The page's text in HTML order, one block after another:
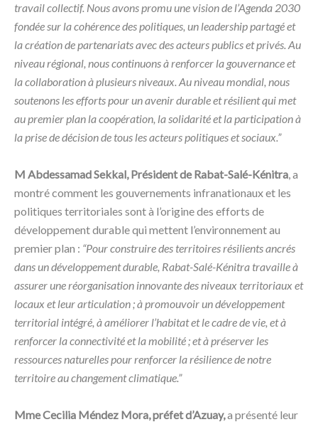
travail collectif. Nous avons promu une vision de l’Agenda 2030
fondée sur la cohérence des politiques, un leadership partagé et
la création de partenariats avec des acteurs publics et privés. Au
niveau régional, nous continuons à renforcer la gouvernance et
la collaboration à plusieurs niveaux. Au niveau mondial, nous
soutenons les efforts pour un avenir durable et résilient qui met
au premier plan la coopération, la solidarité et la participation à
la prise de décision de tous les acteurs politiques et sociaux.”
M Abdessamad Sekkal, Président de Rabat-Salé-Kénitra, a
montré comment les gouvernements infranationaux et les
politiques territoriales sont à l’origine des efforts de
développement durable qui mettent l’environnement au
premier plan : “Pour construire des territoires résilients ancrés
dans un développement durable, Rabat-Salé-Kénitra travaille à
assurer une réorganisation innovante des niveaux territoriaux et
locaux et leur articulation ; à promouvoir un développement
territorial intégré, à améliorer l’habitat et le cadre de vie, et à
renforcer la connectivité et la mobilité ; et à préserver les
ressources naturelles pour renforcer la résilience de notre
territoire au changement climatique.”
Mme Cecilia Méndez Mora, préfet d’Azuay,a présenté leur